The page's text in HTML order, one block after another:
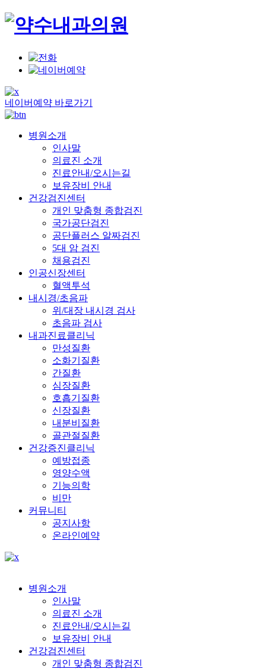
네이버예약 바로가기
병원소개
인사말
의료진 소개
진료안내/오시는길
보유장비 안내
건강검진센터
개인 맞춤형 종합검진
국가공단검진
공단플러스 알짜검진
5대 암 검진
채용검진
인공신장센터
혈액투석
내시경/초음파
위/대장 내시경 검사
초음파 검사
내과진료클리닉
만성질환
소화기질환
간질환
심장질환
호흡기질환
신장질환
내분비질환
골관절질환
건강증진클리닉
예방접종
영양수액
기능의학
비만
커뮤니티
공지사항
온라인예약
병원소개
인사말
의료진 소개
진료안내/오시는길
보유장비 안내
건강검진센터
개인 맞춤형 종합검진